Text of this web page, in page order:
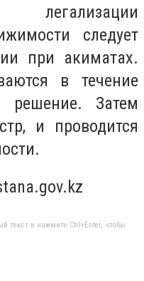
следует
при акиматах.
в течение
решение. Затем
и проводится
текст и нажмите Ctrl+Enter, чтобы